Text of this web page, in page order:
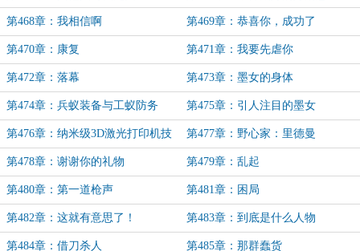
第468章：我相信啊 第469章：恭喜你，成功了
第470章：康复 第471章：我要先虐你
第472章：落幕 第473章：墨女的身体
第474章：兵蚁装备与工蚁防务 第475章：引人注目的墨女
第476章：纳米级3D激光打印机技
术
第477章：野心家：里德曼
第478章：谢谢你的礼物 第479章：乱起
第480章：第一道枪声 第481章：困局
第482章：这就有意思了！ 第483章：到底是什么人物
第484章：借刀杀人 第485章：那群蠢货